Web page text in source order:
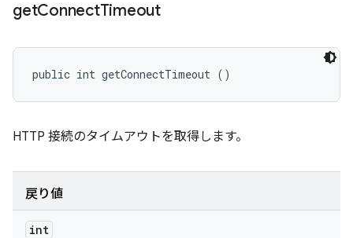
getConnectTimeout
public int getConnectTimeout ()
HTTP 接続のタイムアウトを取得します。
戻り値
int